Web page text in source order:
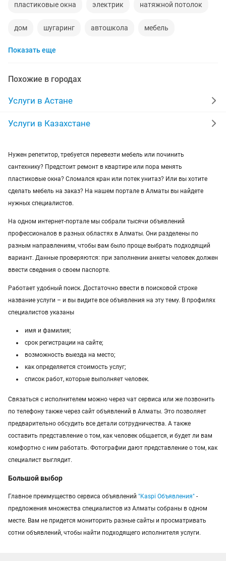
пластиковые окна электрик натяжной потолок
дом шугаринг автошкола мебель
ремонт телевизоров
мебель на заказ
уколы на дому вывоз мусора
ремонт стиральных машин диван
грузоперевозки газель курсы массажа
прихожая двери сборка мебели ремонт
Показать еще
Похожие в городах
Услуги в Астане
Услуги в Казахстане
Нужен репетитор, требуется перевезти мебель или починить
сантехнику? Предстоит ремонт в квартире или пора менять
пластиковые окна? Сломался кран или потек унитаз? Или вы хотите
сделать мебель на заказ? На нашем портале в Алматы вы найдете
нужных специалистов.
На одном интернет-портале мы собрали тысячи объявлений
профессионалов в разных областях в Алматы. Они разделены по
разным направлениям, чтобы вам было проще выбрать подходящий
вариант. Данные проверяются: при заполнении анкеты человек должен
ввести сведения о своем паспорте.
Работает удобный поиск. Достаточно ввести в поисковой строке
название услуги – и вы видите все объявления на эту тему. В профилях
специалистов указаны
имя и фамилия;
срок регистрации на сайте;
возможность выезда на место;
как определяется стоимость услуг;
список работ, которые выполняет человек.
Связаться с исполнителем можно через чат сервиса или же позвонить
по телефону также через сайт объявлений в Алматы. Это позволяет
предварительно обсудить все детали сотрудничества. А также
составить представление о том, как человек общается, и будет ли вам
комфортно с ним работать. Фотографии дают представление о том, как
специалист выглядит.
Большой выбор
Главное преимущество сервиса объявлений "Kaspi Объявления" -
предложения множества специалистов из Алматы собраны в одном
месте. Вам не придется мониторить разные сайты и просматривать
сотни объявлений, чтобы найти подходящего исполнителя услуги.